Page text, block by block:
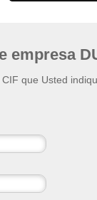
empresa
que Usted